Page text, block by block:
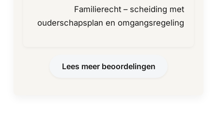
Familierecht – scheiding met
ouderschapsplan en omgangsregeling
Lees meer beoordelingen